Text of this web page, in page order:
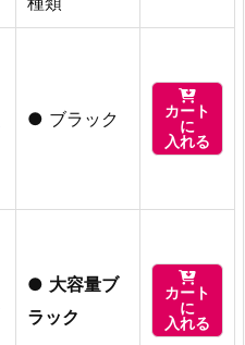
● ブラック

カート
に
入れる
● 大容量ブ
ラック

カート
に
入れる